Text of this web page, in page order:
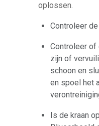
oplossen.
Controleer
Controleer of
zijn of
schoon en
en spoel het
Is de kraan